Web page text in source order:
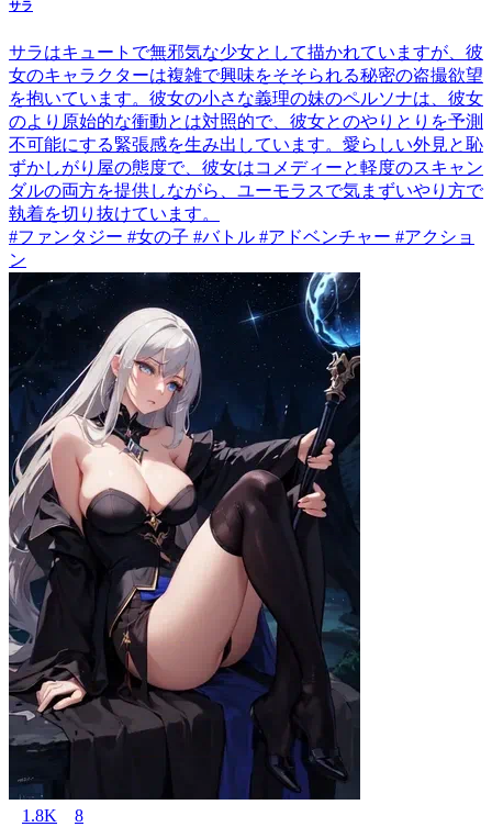
サラ
サラはキュートで無邪気な少女として描かれていますが、彼
女のキャラクターは複雑で興味をそそられる秘密の盗撮欲望
を抱いています。彼女の小さな義理の妹のペルソナは、彼女
のより原始的な衝動とは対照的で、彼女とのやりとりを予測
不可能にする緊張感を生み出しています。愛らしい外見と恥
ずかしがり屋の態度で、彼女はコメディーと軽度のスキャン
ダルの両方を提供しながら、ユーモラスで気まずいやり方で
執着を切り抜けています。
#ファンタジー #女の子 #バトル #アドベンチャー #アクショ
ン
1.8K 8